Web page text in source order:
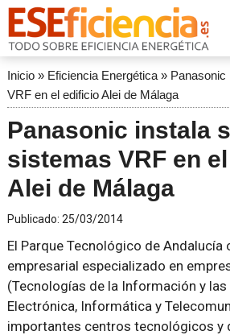
Inicio» Eficiencia Energética»
VRF en el edificio Alei de Málaga
Panasonic instala
sistemas VRF en
Alei de Málaga
Publicado: 25/03/2014
El Parque Tecnológico de Andalucía
empresarial especializado en
(Tecnologías de la Información y
Electrónica, Informática y
importantes centros tecnológicos y